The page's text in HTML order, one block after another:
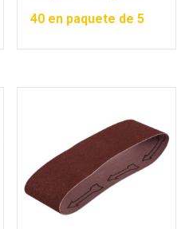
40 en paquete de 5